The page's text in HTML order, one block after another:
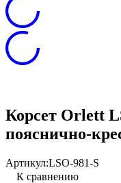
Корсет Orlett
пояснично-
Артикул:LSO-981-S
К сравнению